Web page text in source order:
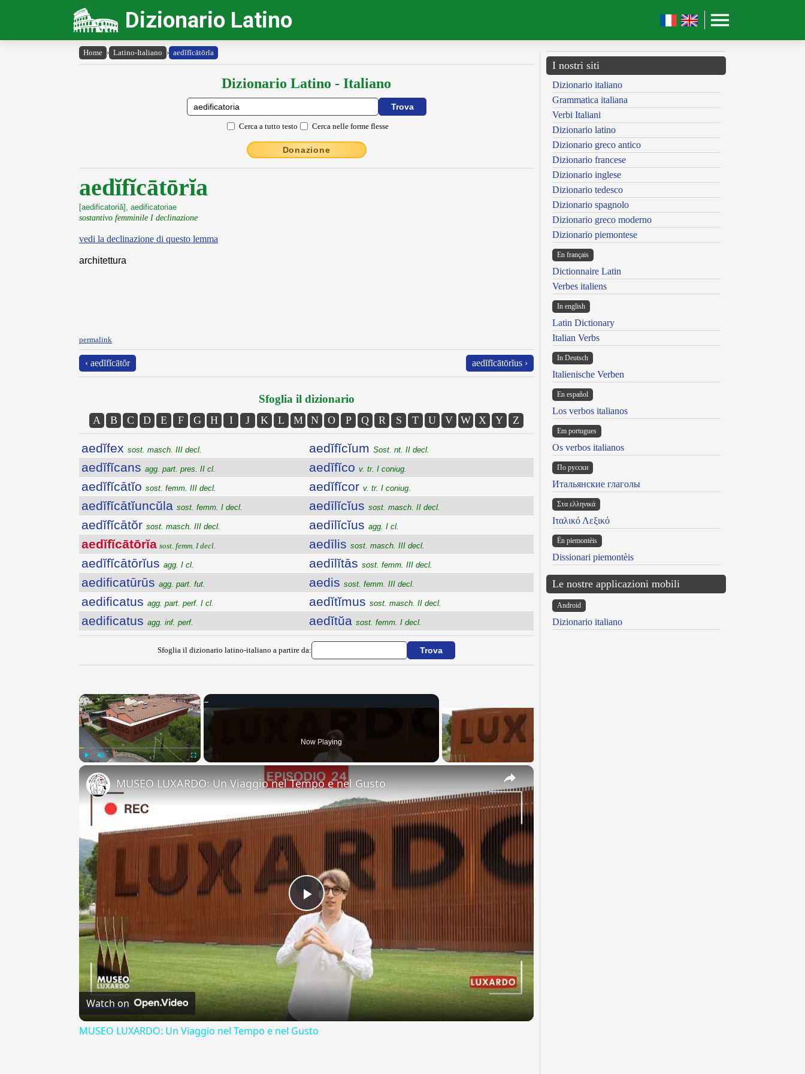
Dizionario Latino
Home › Latino-Italiano › aedĭfĭcātōrĭa
Dizionario Latino - Italiano
Cerca a tutto testo Cerca nelle forme flesse
Donazione
aedĭfĭcātōrĭa
[aedificatoriă], aedificatoriae
sostantivo femminile I declinazione
vedi la declinazione di questo lemma
architettura
permalink
‹ aedĭfĭcātŏr aedĭfĭcātōrĭus ›
Sfoglia il dizionario
A B C D E F G H I J K L M N O P Q R S T U V W X Y Z
aedĭfex sost. masch. III decl.
aedĭfĭcans agg. part. pres. II cl.
aedĭfĭcātĭo sost. femm. III decl.
aedĭfĭcātĭuncŭla sost. femm. I decl.
aedĭfĭcātŏr sost. masch. III decl.
aedĭfĭcātōrĭa sost. femm. I decl.
aedĭfĭcātōrĭus agg. I cl.
aedificatūrūs agg. part. fut.
aedificatus agg. part. perf. I cl.
aedificatus agg. inf. perf.
aedĭfĭcĭum Sost. nt. II decl.
aedĭfĭco v. tr. I coniug.
aedĭfĭcor v. tr. I coniug.
aedīlĭcĭus sost. masch. II decl.
aedīlĭcĭus agg. I cl.
aedīlis sost. masch. III decl.
aedīlĭtās sost. femm. III decl.
aedis sost. femm. III decl.
aedĭtĭmus sost. masch. II decl.
aedĭtŭa sost. femm. I decl.
Sfoglia il dizionario latino-italiano a partire da:
×
Now Playing
×
Play
Video
MUSEO LUXARDO: Un Viaggio nel Tempo e nel Gusto
Watch on
MUSEO LUXARDO: Un Viaggio nel Tempo e nel Gusto
I nostri siti
Dizionario italiano
Grammatica italiana
Verbi Italiani
Dizionario latino
Dizionario greco antico
Dizionario francese
Dizionario inglese
Dizionario tedesco
Dizionario spagnolo
Dizionario greco moderno
Dizionario piemontese
En français
Dictionnaire Latin
Verbes italiens
In english
Latin Dictionary
Italian Verbs
In Deutsch
Italienische Verben
En español
Los verbos italianos
Em portugues
Os verbos italianos
По русски
Итальянские глаголы
Στα ελληνικά
Ιταλικό Λεξικό
Ën piemontèis
Dissionari piemontèis
Le nostre applicazioni mobili
Android
Dizionario italiano